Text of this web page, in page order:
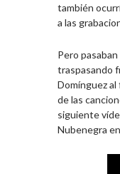
también
a las
Pero
traspasando
Domínguez al
de las
siguiente
Nubenegra